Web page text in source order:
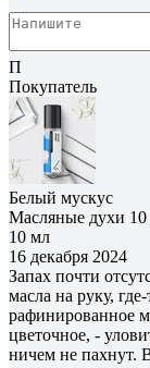
П
Покупатель
Белый мускус
Масляные духи
10 мл
16 декабря 2024
Запах почти
масла на руку,
рафинированное
цветочное, -
ничем не пахнут.